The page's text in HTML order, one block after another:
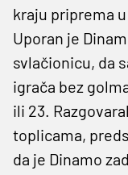
kraju priprema
Uporan je
svlačionicu, da
igrača bez
ili 23.
toplicama,
da je Dinamo